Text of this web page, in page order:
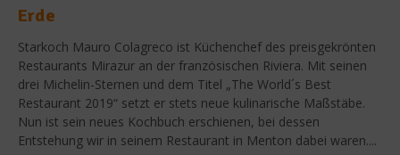
Erde
Starkoch Mauro Colagreco ist Küchenchef des preisgekrönten
Restaurants Mirazur an der französischen Riviera. Mit seinen
drei Michelin-Sternen und dem Titel „The World´s Best
Restaurant 2019“ setzt er stets neue kulinarische Maßstäbe.
Nun ist sein neues Kochbuch erschienen, bei dessen
Entstehung wir in seinem Restaurant in Menton dabei waren....